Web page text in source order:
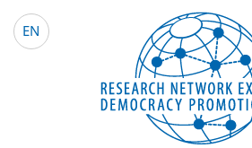
EN EDP Network
Deutsche Website